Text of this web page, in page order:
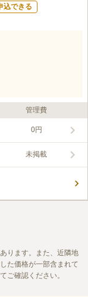
込できる
管理費
0円
未掲載
ります。また、近隣地
た価格が一部含まれて
ご確認ください。